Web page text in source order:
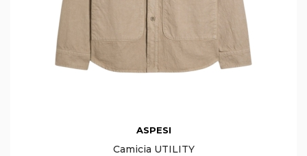
ASPESI
Camicia UTILITY